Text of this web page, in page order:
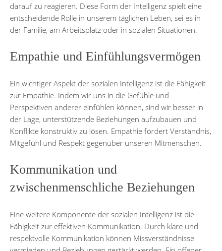
darauf zu reagieren. Diese Form der Intelligenz spielt eine
entscheidende Rolle in unserem täglichen Leben, sei es in
der Familie, am Arbeitsplatz oder in sozialen Situationen.
Empathie und Einfühlungsvermögen
Ein wichtiger Aspekt der sozialen Intelligenz ist die Fähigkeit
zur Empathie. Indem wir uns in die Gefühle und
Perspektiven anderer einfühlen können, sind wir besser in
der Lage, unterstützende Beziehungen aufzubauen und
Konflikte konstruktiv zu lösen. Empathie fördert Verständnis,
Mitgefühl und Respekt gegenüber unseren Mitmenschen.
Kommunikation und
zwischenmenschliche Beziehungen
Eine weitere Komponente der sozialen Intelligenz ist die
Fähigkeit zur effektiven Kommunikation. Durch klare und
respektvolle Kommunikation können Missverständnisse